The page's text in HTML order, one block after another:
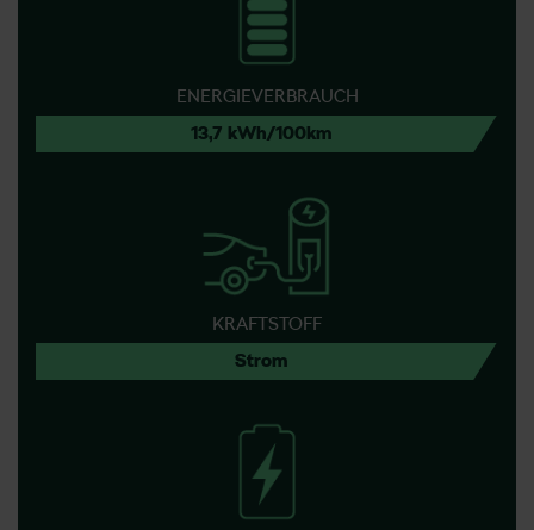
ENERGIEVERBRAUCH
13,7 kWh/100km
KRAFTSTOFF
Strom